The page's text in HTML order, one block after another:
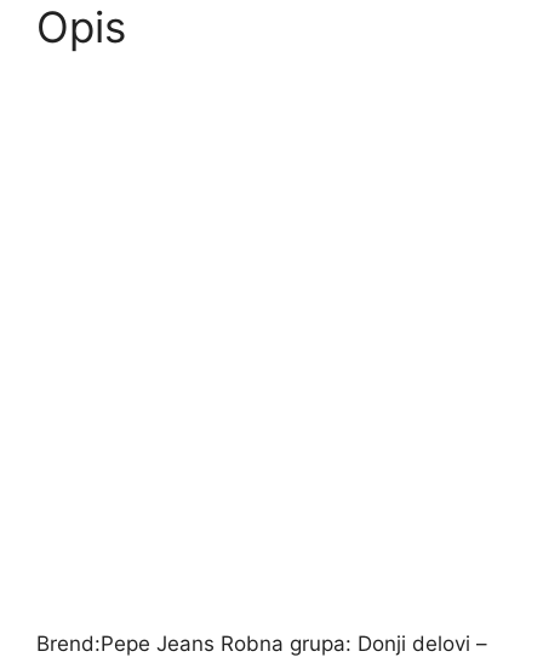
Opis
Brend:Pepe Jeans Robna grupa: Donji delovi –